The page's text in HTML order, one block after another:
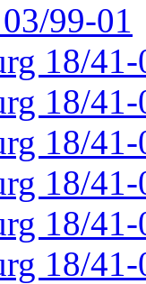
99-01
18/41-
18/41-
18/41-
18/41-
18/41-
18/41-